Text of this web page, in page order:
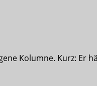
Kolumne. Kurz: Er